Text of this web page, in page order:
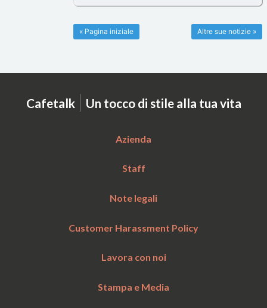
Altre sue notizie »
« Pagina iniziale
Cafetalk | Un tocco di stile alla tua vita
Azienda
Staff
Note legali
Customer Harassment Policy
Lavora con noi
Stampa e Media